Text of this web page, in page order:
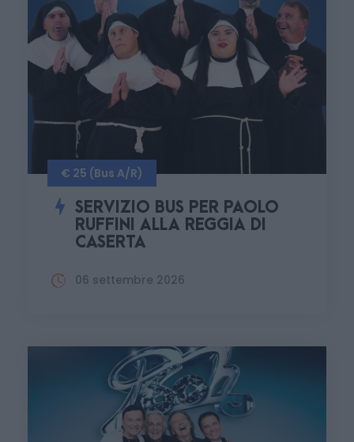
€ 25 (Bus A/R)
SERVIZIO BUS PER PAOLO
RUFFINI ALLA REGGIA DI
CASERTA
06 settembre 2026